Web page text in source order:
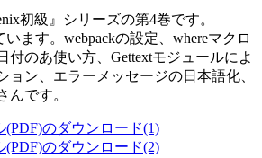
初級』シリーズの第4巻です。
います。webpackの設定、whereマクロ
付のあ使い方、Gettextモジュールによ
ョン、エラーメッセージの日本語化、
んです。
(PDF)のダウンロード(1)
(PDF)のダウンロード(2)